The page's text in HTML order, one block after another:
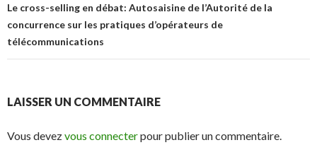
Le cross-selling en débat: Autosaisine de l’Autorité de la
concurrence sur les pratiques d’opérateurs de
télécommunications
LAISSER UN COMMENTAIRE
Vous devezvous connecterpour publier un commentaire.